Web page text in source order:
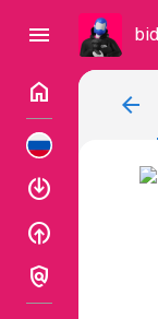
menu
home
enable
enable
policy
arrow_back